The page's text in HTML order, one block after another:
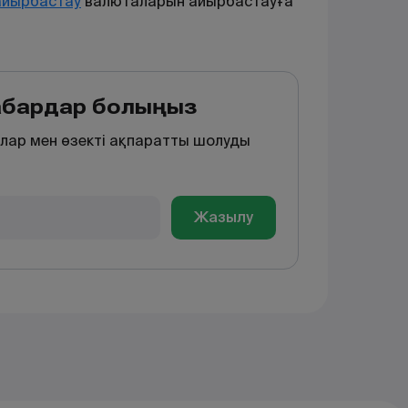
болыңыз
мен өзекті ақпаратты шолуды
Жазылу